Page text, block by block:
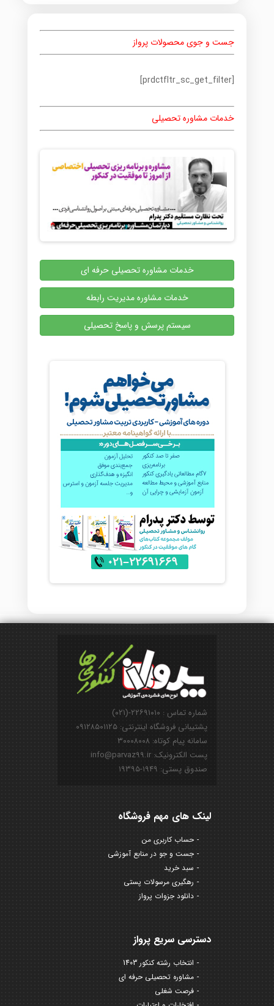
جست و جوی محصولات پرواز
[prdctfltr_sc_get_filter]
خدمات مشاوره تحصیلی
خدمات مشاوره تحصیلی حرفه ای
خدمات مشاوره مدیریت رابطه
سیستم پرسش و پاسخ تحصیلی
شماره تماس : ۲۲۶۹۱۰۱۰-(۰۲۱)
پشتیبانی فروشگاه اینترنتی: ۰۹۱۲۸۵۰۱۱۲۵
سامانه پیام کوتاه: ۳۰۰۰۸۰۰۸
پست الکترونیک: info@parvaz99.ir
صندوق پستی: ۱۹۴۹-۱۹۳۹۵
لینک های مهم فروشگاه
حساب کاربری من
جست و جو در منابع آموزشی
سبد خرید
رهگیری مرسولات پستی
دانلود جزوات پرواز
دسترسی سریع پرواز
انتخاب رشته کنکور 1403
مشاوره تحصیلی حرفه ای
فرصت شغلی